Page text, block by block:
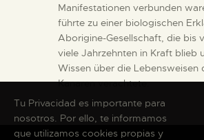
Manifestationen verbunden
führte zu einer biologischen
Aborigine-Gesellschaft, die bis
viele Jahrzehnten in Kraft blieb
Wissen über die Lebensweisen
Kanaren verachtete.
Tu Privacidad es importante para
nosotros. Por ello, te informamos
que utilizamos cookies propias y